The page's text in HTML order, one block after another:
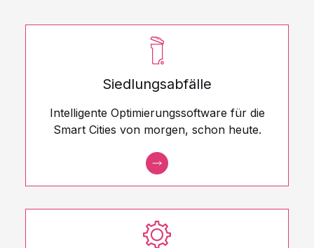
Siedlungsabfälle
Intelligente Optimierungssoftware für die
Smart Cities von morgen, schon heute.